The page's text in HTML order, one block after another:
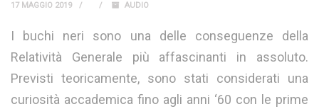
17 MAGGIO 2019 AUDIO
I buchi neri sono una delle conseguenze della
Relatività Generale più affascinanti in assoluto.
Previsti teoricamente, sono stati considerati una
curiosità accademica fino agli anni ‘60 con le prime